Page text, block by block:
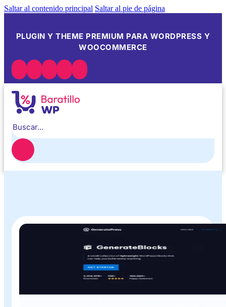
Saltar al contenido principal Saltar al pie de página
PLUGIN Y THEME PREMIUM PARA WORDPRESS Y
WOOCOMMERCE